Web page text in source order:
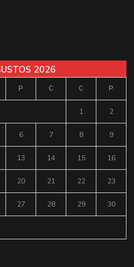
2026
P C C P
1 2
6 7 8 9
13 14 15 16
20 21 22 23
27 28 29 30